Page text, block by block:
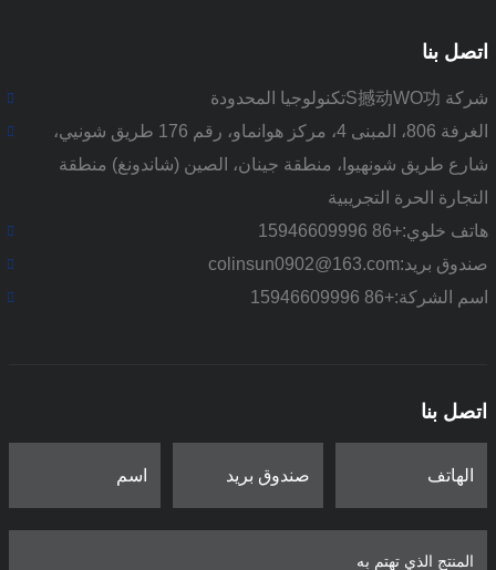
اتصل بنا
شركة S撼动WO功تكنولوجيا المحدودة
الغرفة 806، المبنى 4، مركز هوانماو، رقم 176 طريق شونيي،
شارع طريق شونهيوا، منطقة جينان، الصين (شاندونغ) منطقة
التجارة الحرة التجريبية
هاتف خلوي:+86 15946609996
صندوق بريد:colinsun0902@163.com
اسم الشركة:+86 15946609996
اتصل بنا